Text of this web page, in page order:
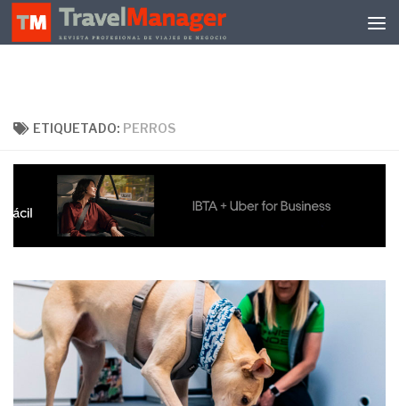
Debajo del contenido
ETIQUETADO: PERROS